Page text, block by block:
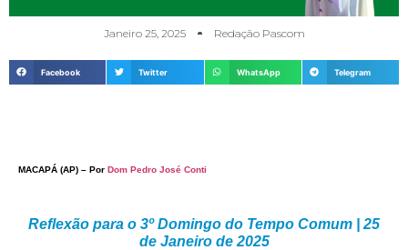
Janeiro 25, 2025 Redação Pascom
Facebook Twitter WhatsApp Telegram
MACAPÁ (AP) – Por Dom Pedro José Conti
Reflexão para o 3º Domingo do Tempo Comum | 25
de Janeiro de 2025